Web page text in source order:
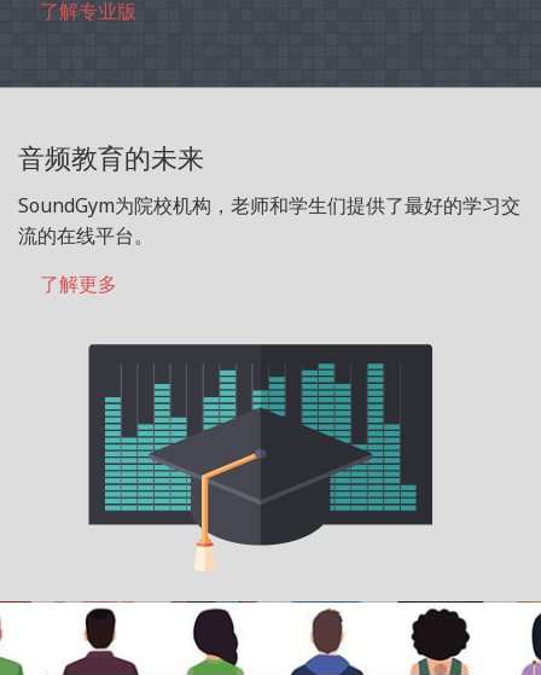
了解专业版
音频教育的未来
SoundGym为院校机构，老师和学生们提供了最好的学习交
流的在线平台。
了解更多